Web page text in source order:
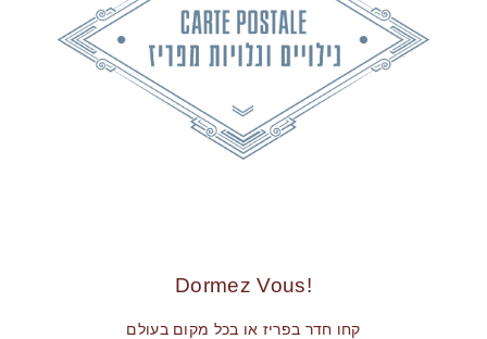
!Dormez Vous
קחו חדר בפריז או בכל מקום בעולם